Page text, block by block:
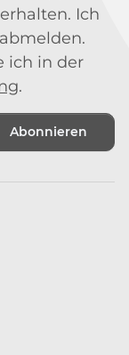
Ich
ich in der
.
Abonnieren